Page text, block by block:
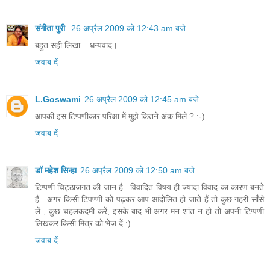
संगीता पुरी
26 अप्रैल 2009 को 12:43 am बजे
बहुत सही लिखा .. धन्‍यवाद।
जवाब दें
L.Goswami 26 अप्रैल 2009 को 12:45 am बजे
आपकी इस टिप्पणीकार परिक्षा में मुझे कितने अंक मिले ? :-)
जवाब दें
डॉ महेश सिन्हा 26 अप्रैल 2009 को 12:50 am बजे
टिप्पणी चिट्ठाजगत की जान है . विवादित विषय ही ज्यादा विवाद का कारण बनते
हैं . अगर किसी टिपण्णी को पढ़कर आप आंदोलित हो जाते हैं तो कुछ गहरी साँसे
लें , कुछ चहलकदमी करें, इसके बाद भी अगर मन शांत न हो तो अपनी टिप्पणी
लिखकर किसी मित्र को भेज दें :)
जवाब दें